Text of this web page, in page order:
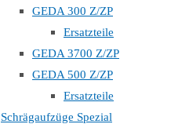
GEDA 300 Z/ZP
Ersatzteile
GEDA 3700 Z/ZP
GEDA 500 Z/ZP
Ersatzteile
Schrägaufzüge Spezial